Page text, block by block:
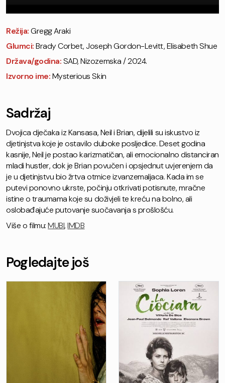
Režija:Gregg Araki
Glumci:Brady Corbet, Joseph Gordon-Levitt, Elisabeth Shue
Država/godina:SAD, Nizozemska / 2024.
Izvorno ime:Mysterious Skin
Sadržaj
Dvojica dječaka iz Kansasa, Neil i Brian, dijelili su iskustvo iz
djetinjstva koje je ostavilo duboke posljedice. Deset godina
kasnije, Neil je postao karizmatičan, ali emocionalno distanciran
mladi hustler, dok je Brian povučen i opsjednut uvjerenjem da
je u djetinjstvu bio žrtva otmice izvanzemaljaca. Kada im se
putevi ponovno ukrste, počinju otkrivati potisnute, mračne
istine o traumama koje su doživjeli te kreću na bolno, ali
oslobađajuće putovanje suočavanja s prošlošću.
Više o filmu:MUBI,IMDB
Pogledajte još